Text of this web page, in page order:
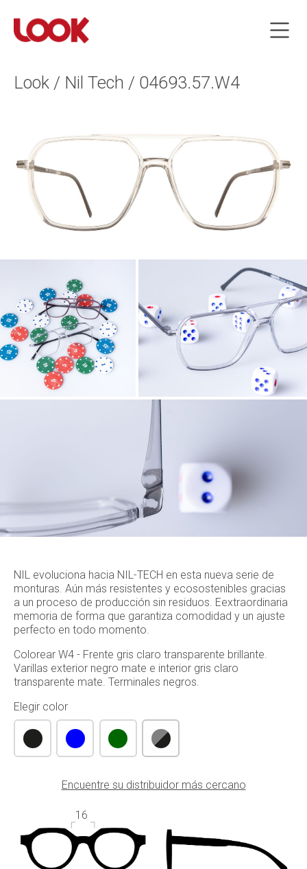
Look / Nil Tech / 04693.57.W4
NIL evoluciona hacia NIL-TECH en esta nueva serie de
monturas. Aún más resistentes y ecosostenibles gracias
a un proceso de producción sin residuos. Eextraordinaria
memoria de forma que garantiza comodidad y un ajuste
perfecto en todo momento.
Colorear W4 - Frente gris claro transparente brillante.
Varillas exterior negro mate e interior gris claro
transparente mate. Terminales negros.
Elegir color
Encuentre su distribuidor más cercano
16